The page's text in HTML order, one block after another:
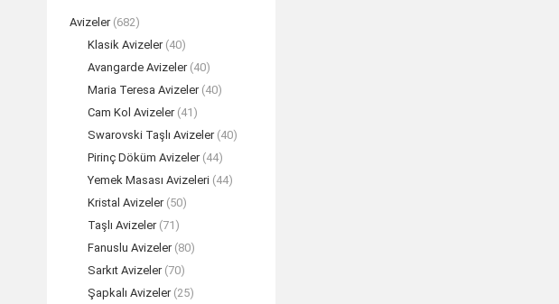
Avizeler (682)
Klasik Avizeler (40)
Avangarde Avizeler (40)
Maria Teresa Avizeler (40)
Cam Kol Avizeler (41)
Swarovski Taşlı Avizeler (40)
Pirinç Döküm Avizeler (44)
Yemek Masası Avizeleri (44)
Kristal Avizeler (50)
Taşlı Avizeler (71)
Fanuslu Avizeler (80)
Sarkıt Avizeler (70)
Şapkalı Avizeler (25)